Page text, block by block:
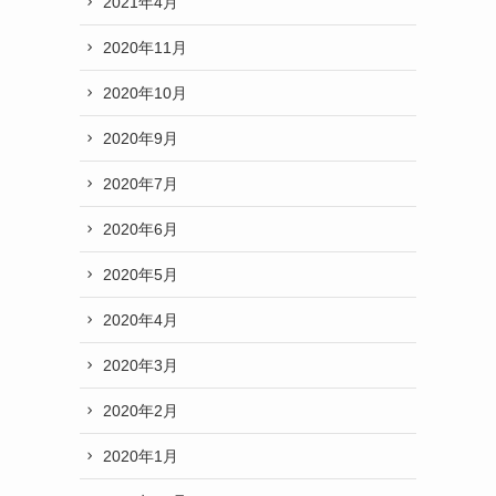
2020年11月
2020年10月
2020年9月
2020年7月
2020年6月
2020年5月
2020年4月
2020年3月
2020年2月
2020年1月